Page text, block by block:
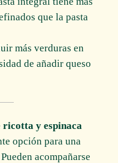
que la pasta
más verduras en
de añadir queso
y espinaca
opción para una
acompañarse